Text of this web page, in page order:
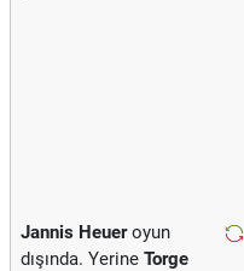
Jannis Heueroyun
dışında. Yerine Torge